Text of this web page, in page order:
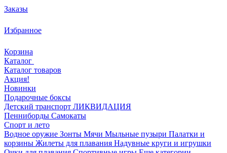
Заказы
Избранное
Корзина
Каталог
Каталог товаров
Акция!
Новинки
Подарочные боксы
Детский транспорт ЛИКВИДАЦИЯ
Пенниборды Самокаты
Спорт и лето
Водное оружие Зонты Мячи Мыльные пузыри Палатки и
корзины Жилеты для плавания Надувные круги и игрушки